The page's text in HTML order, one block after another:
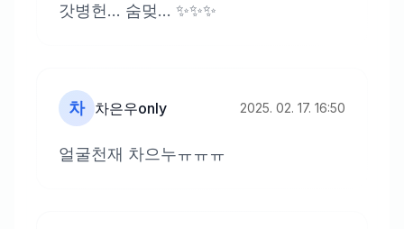
갓병헌... 숨멎... ✨✨✨
차 차은우only 2025. 02. 17. 16:50
얼굴천재 차으누ㅠㅠㅠ